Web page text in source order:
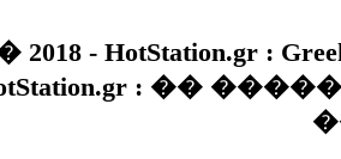
2018 - HotStation.gr :
: ��